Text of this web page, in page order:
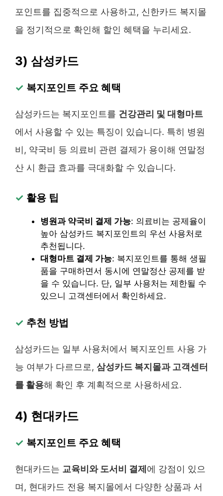
포인트를 집중적으로 사용하고, 신한카드 복지몰
을 정기적으로 확인해 할인 혜택을 누리세요.
3) 삼성카드
✓ 복지포인트 주요 혜택
삼성카드는 복지포인트를 건강관리 및 대형마트
에서 사용할 수 있는 특징이 있습니다. 특히 병원
비, 약국비 등 의료비 관련 결제가 용이해 연말정
산 시 환급 효과를 극대화할 수 있습니다.
✓ 활용 팁
병원과 약국비 결제 가능: 의료비는 공제율이
높아 삼성카드 복지포인트의 우선 사용처로
추천됩니다.
대형마트 결제 가능: 복지포인트를 통해 생필
품을 구매하면서 동시에 연말정산 공제를 받
을 수 있습니다. 단, 일부 사용처는 제한될 수
있으니 고객센터에서 확인하세요.
✓ 추천 방법
삼성카드는 일부 사용처에서 복지포인트 사용 가
능 여부가 다르므로, 삼성카드 복지몰과 고객센터
를 활용해 확인 후 계획적으로 사용하세요.
4) 현대카드
✓ 복지포인트 주요 혜택
현대카드는 교육비와 도서비 결제에 강점이 있으
며, 현대카드 전용 복지몰에서 다양한 상품과 서